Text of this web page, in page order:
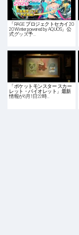
「RAGE プロジェクトセカイ 20
20 Winter powered by AQUOS」公
式グッズ予…
「ポケットモンスター スカー
レット・バイオレット」最新
情報が6月1日22時…